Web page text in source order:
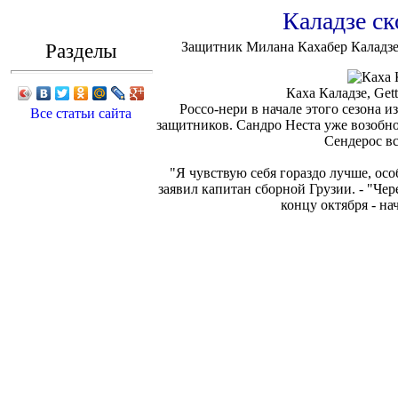
Каладзе
Разделы
Все статьи сайта
Защитник Милана Кахабер
Каха Каладзе,
Россо-нери в начале этого сезона
защитников. Сандро Неста уже
Сендерос
"Я чувствую себя гораздо лучше,
заявил капитан сборной Грузии. -
концу октября -